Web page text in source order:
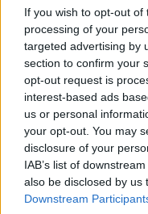
If you wish to opt-out
processing of your
targeted advertising by
section to confirm your
opt-out request is
interest-based ads
us or personal
your opt-out. You may
disclosure of your
IAB’s list of
also be disclosed by us
Downstream
AUTORE